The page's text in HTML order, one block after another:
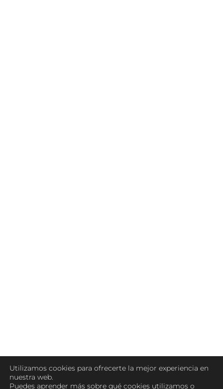
Utilizamos cookies para ofrecerte la mejor experiencia en
nuestra web.
Puedes aprender más sobre qué cookies utilizamos o